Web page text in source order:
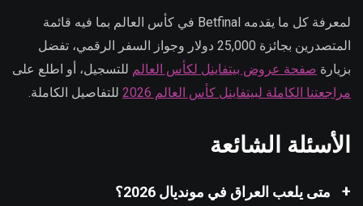
لمعرفة كل ما يقدمه Betfinal في كأس العالم بما فيه قائمة
المتصدرين بجائزة 25,000 دولار وجواز السفر الرقمي، تفضل
بزيارة صفحة عروض بيتفاينل لكأس العالم للتسجيل، أو اطلع على
مراجعتنا الكاملة لبيتفاينل كأس العالم 2026
للتفاصيل الكاملة.
الأسئلة الشائعة
متى يلعب العراق في مونديال 2026؟